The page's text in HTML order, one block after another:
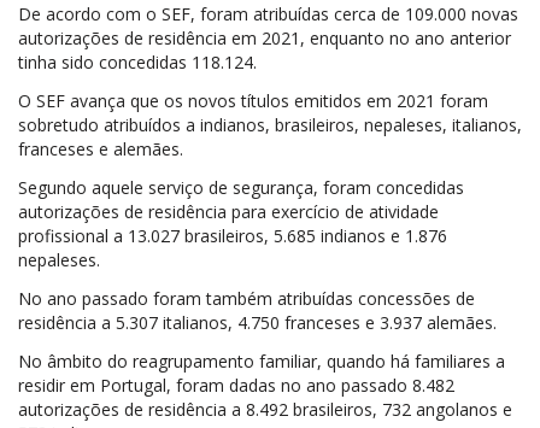
De acordo com o SEF, foram atribuídas cerca de 109.000 novas
autorizações de residência em 2021, enquanto no ano anterior
tinha sido concedidas 118.124.
O SEF avança que os novos títulos emitidos em 2021 foram
sobretudo atribuídos a indianos, brasileiros, nepaleses, italianos,
franceses e alemães.
Segundo aquele serviço de segurança, foram concedidas
autorizações de residência para exercício de atividade
profissional a 13.027 brasileiros, 5.685 indianos e 1.876
nepaleses.
No ano passado foram também atribuídas concessões de
residência a 5.307 italianos, 4.750 franceses e 3.937 alemães.
No âmbito do reagrupamento familiar, quando há familiares a
residir em Portugal, foram dadas no ano passado 8.482
autorizações de residência a 8.492 brasileiros, 732 angolanos e